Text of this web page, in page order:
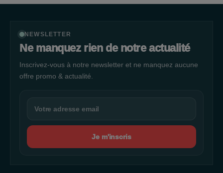
NEWSLETTER
Ne manquez rien de notre actualité
Inscrivez-vous à notre newsletter et ne manquez aucune
offre promo & actualité.
Je m'inscris